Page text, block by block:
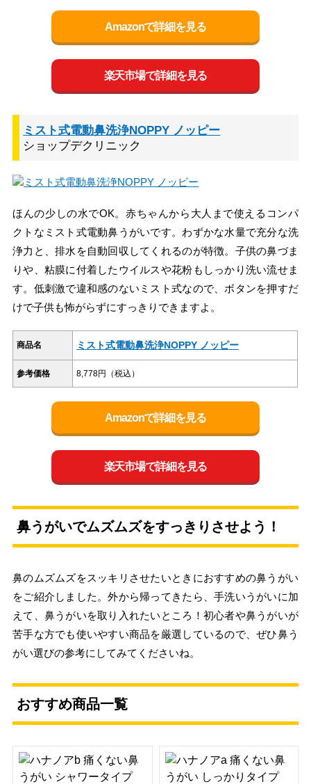
Amazonで詳細を見る
楽天市場で詳細を見る
ミスト式電動鼻洗浄NOPPY ノッピー
ショップデクリニック
ほんの少しの水でOK。赤ちゃんから大人まで使えるコンパ
クトなミスト式電動鼻うがいです。わずかな水量で充分な洗
浄力と、排水を自動回収してくれるのが特徴。子供の鼻づま
りや、粘膜に付着したウイルスや花粉もしっかり洗い流せま
す。低刺激で違和感のないミスト式なので、ボタンを押すだ
けで子供も怖がらずにすっきりできますよ。
商品名 ミスト式電動鼻洗浄NOPPY ノッピー
参考価格 8,778円（税込）
Amazonで詳細を見る
楽天市場で詳細を見る
鼻うがいでムズムズをすっきりさせよう！
鼻のムズムズをスッキリさせたいときにおすすめの鼻うがい
をご紹介しました。外から帰ってきたら、手洗いうがいに加
えて、鼻うがいを取り入れたいところ！初心者や鼻うがいが
苦手な方でも使いやすい商品を厳選しているので、ぜひ鼻う
がい選びの参考にしてみてくださいね。
おすすめ商品一覧